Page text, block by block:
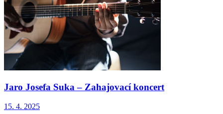
Jaro Josefa Suka – Zahajovací koncert
15. 4. 2025